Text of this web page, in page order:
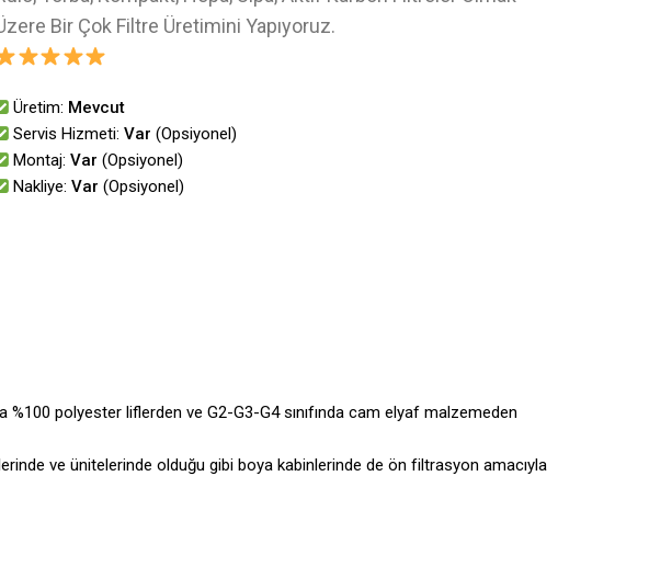
Bir Çok Filtre Üretimini Yapıyoruz.
Üretim: Mevcut
Servis Hizmeti: Var (Opsiyonel)
Montaj: Var (Opsiyonel)
Nakliye: Var (Opsiyonel)
%100 polyester liflerden ve G2-G3-G4 sınıfında cam elyaf malzemeden
ve ünitelerinde olduğu gibi boya kabinlerinde de ön filtrasyon amacıyla